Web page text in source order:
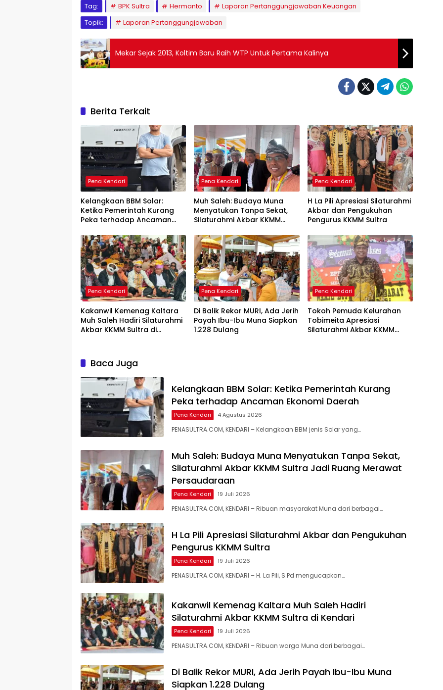
Tag: BPK Sultra Hermanto
Laporan Pertanggungjawaban Keuangan
Topik:
Laporan Pertanggungjawaban
Mekar Sejak 2013, Koltim Baru Raih WTP Untuk Pertama Kalinya
Berita Terkait
Pena Kendari
Kelangkaan BBM Solar:
Ketika Pemerintah Kurang
Peka terhadap Ancaman
Pena Kendari
Muh Saleh: Budaya Muna
Menyatukan Tanpa Sekat,
Silaturahmi Akbar KKMM
Persaudaraan
Pena Kendari
H La Pili Apresiasi Silaturahmi
Akbar dan Pengukuhan
Pengurus KKMM Sultra
Pena Kendari
Kakanwil Kemenag Kaltara
Muh Saleh Hadiri Silaturahmi
Akbar KKMM Sultra di
Pena Kendari
Di Balik Rekor MURI, Ada Jerih
Payah Ibu-Ibu Muna Siapkan
1.228 Dulang
Pena Kendari
Tokoh Pemuda Kelurahan
Tobimeita Apresiasi
Silaturahmi Akbar KKMM
Baca Juga
Kelangkaan BBM Solar: Ketika Pemerintah Kurang
Peka terhadap Ancaman Ekonomi Daerah
Pena Kendari 4 Agustus 2026
PENASULTRA.COM, KENDARI – Kelangkaan BBM jenis Solar yang…
Muh Saleh: Budaya Muna Menyatukan Tanpa Sekat,
Silaturahmi Akbar KKMM Sultra Jadi Ruang Merawat
Persaudaraan
Pena Kendari 19 Juli 2026
PENASULTRA.COM, KENDARI – Ribuan masyarakat Muna dari berbagai…
H La Pili Apresiasi Silaturahmi Akbar dan Pengukuhan
Pengurus KKMM Sultra
Pena Kendari 19 Juli 2026
PENASULTRA.COM, KENDARI – H. La Pili, S.Pd mengucapkan…
Kakanwil Kemenag Kaltara Muh Saleh Hadiri
Silaturahmi Akbar KKMM Sultra di Kendari
Pena Kendari 19 Juli 2026
PENASULTRA.COM, KENDARI – Ribuan warga Muna dari berbagai…
Di Balik Rekor MURI, Ada Jerih Payah Ibu-Ibu Muna
Siapkan 1.228 Dulang